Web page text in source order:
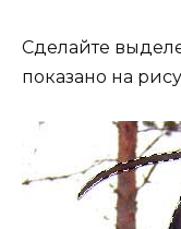
Сделайте
показано на